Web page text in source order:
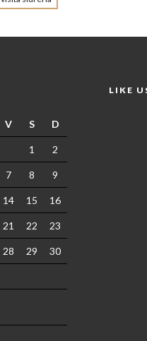
V S D
1 2
7 8 9
14 15 16
21 22 23
28 29 30
LIKE